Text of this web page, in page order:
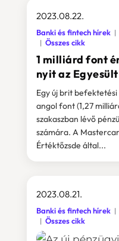
1 milliárd font
nyit az
2023.08.22.
Banki és fintech hírek
Összes cikk
Egy új brit
angol font (1,27
szakaszban lévő
számára. A
Értéktőzsde által...
2023.08.21.
Banki és fintech hírek
Összes cikk